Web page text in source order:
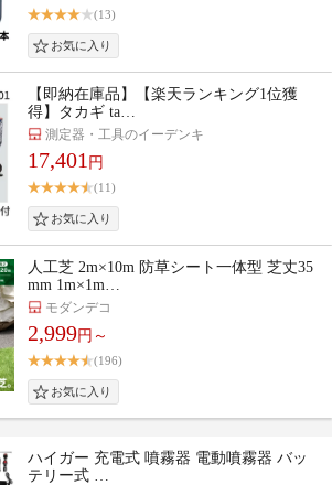
(13)
【即納在庫品】【楽天ランキング1位獲
得】タカギ ta…
測定器・工具のイーデンキ
17,401 円
(11)
人工芝 2m×10m 防草シート一体型 芝丈35
mm 1m×1m…
モダンデコ
2,999円～
(196)
ハイガー 充電式 噴霧器 電動噴霧器 バッ
テリー式 …